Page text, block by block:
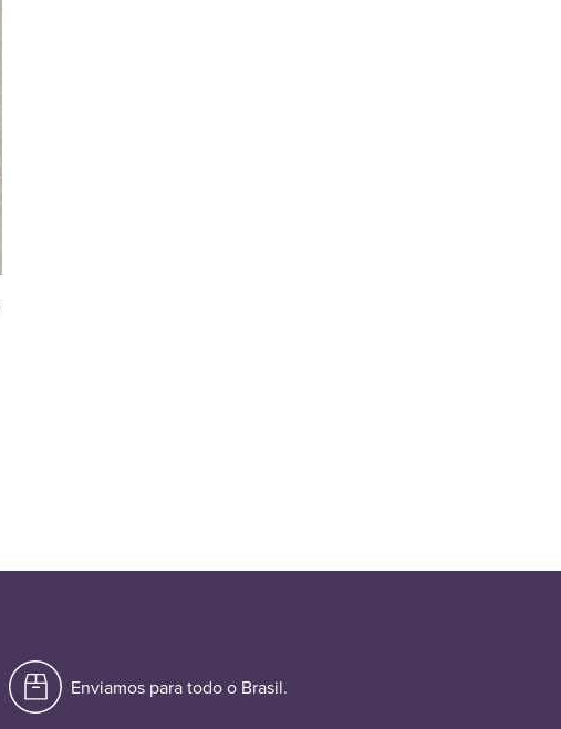
Enviamos para todo o Brasil.